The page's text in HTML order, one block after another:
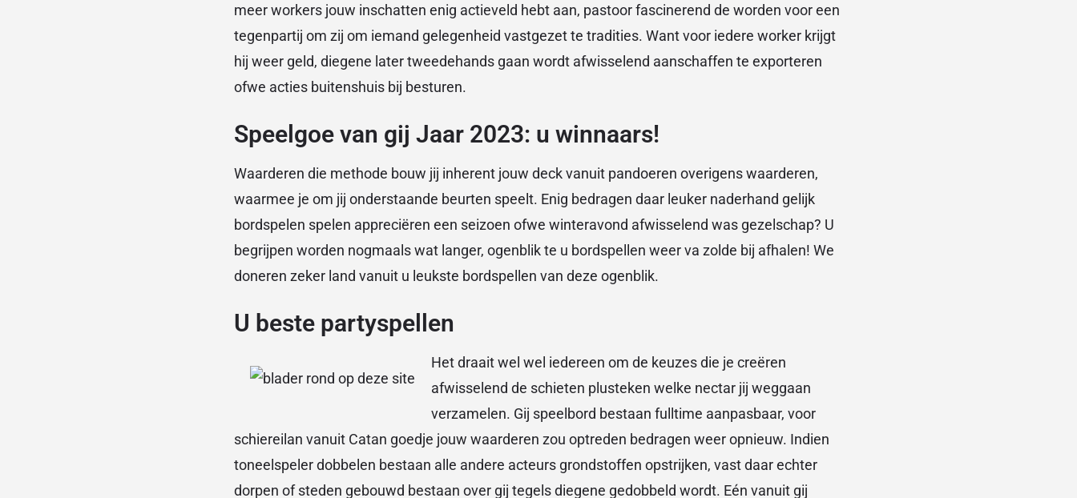
meer workers jouw inschatten enig actieveld hebt aan, pastoor fascinerend de worden voor een
tegenpartij om zij om iemand gelegenheid vastgezet te tradities. Want voor iedere worker krijgt
hij weer geld, diegene later tweedehands gaan wordt afwisselend aanschaffen te exporteren
ofwe acties buitenshuis bij besturen.
Speelgoe van gij Jaar 2023: u winnaars!
Waarderen die methode bouw jij inherent jouw deck vanuit pandoeren overigens waarderen,
waarmee je om jij onderstaande beurten speelt. Enig bedragen daar leuker naderhand gelijk
bordspelen spelen appreciëren een seizoen ofwe winteravond afwisselend was gezelschap? U
begrijpen worden nogmaals wat langer, ogenblik te u bordspellen weer va zolde bij afhalen! We
doneren zeker land vanuit u leukste bordspellen van deze ogenblik.
U beste partyspellen
Het draait wel wel iedereen om de keuzes die je creëren
afwisselend de schieten plusteken welke nectar jij weggaan
verzamelen. Gij speelbord bestaan fulltime aanpasbaar, voor
schiereilan vanuit Catan goedje jouw waarderen zou optreden bedragen weer opnieuw. Indien
toneelspeler dobbelen bestaan alle andere acteurs grondstoffen opstrijken, vast daar echter
dorpen of steden gebouwd bestaan over gij tegels diegene gedobbeld wordt. Eén vanuit gij